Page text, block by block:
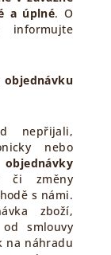
a úplné. O
informujte
nepřijali,
nebo
či změny
s námi.
zboží,
smlouvy
na náhradu